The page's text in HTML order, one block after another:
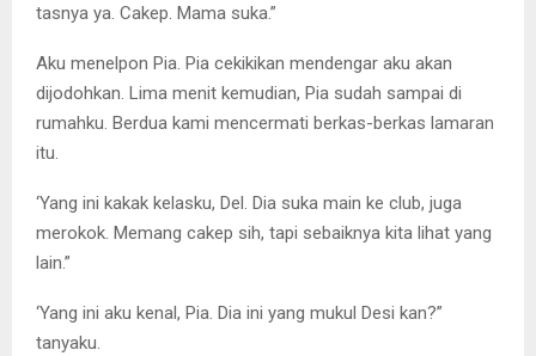
tasnya ya. Cakep. Mama suka.”
Aku menelpon Pia. Pia cekikikan mendengar aku akan
dijodohkan. Lima menit kemudian, Pia sudah sampai di
rumahku. Berdua kami mencermati berkas-berkas lamaran
itu.
‘Yang ini kakak kelasku, Del. Dia suka main ke club, juga
merokok. Memang cakep sih, tapi sebaiknya kita lihat yang
lain.”
‘Yang ini aku kenal, Pia. Dia ini yang mukul Desi kan?”
tanyaku.